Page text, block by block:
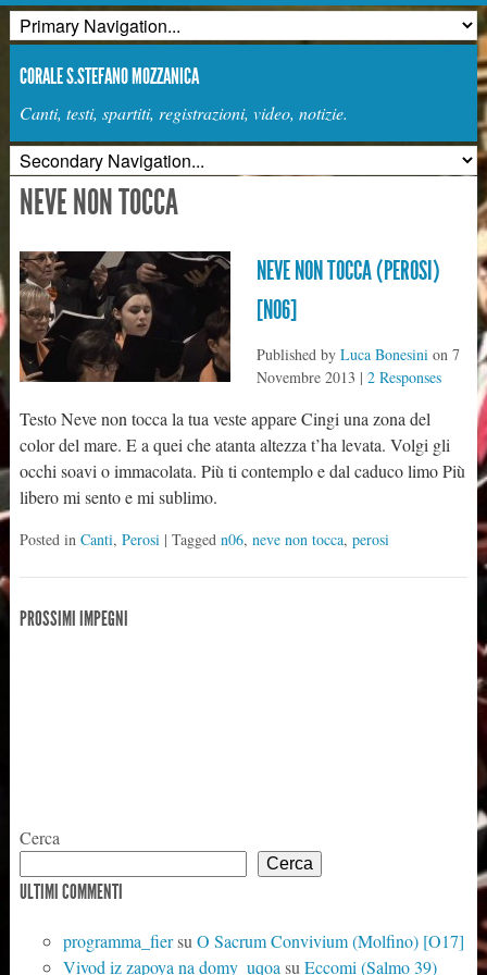
CORALE S.STEFANO MOZZANICA
Canti, testi, spartiti, registrazioni, video, notizie.
NEVE NON TOCCA
NEVE NON TOCCA (PEROSI)
[N06]
Published by Luca Bonesinion 7
Novembre 2013 | 2 Responses
Testo Neve non tocca la tua veste appare Cingi una zona del
color del mare. E a quei che atanta altezza t’ha levata. Volgi gli
occhi soavi o immacolata. Più ti contemplo e dal caduco limo Più
libero mi sento e mi sublimo.
Posted in Canti, Perosi | Tagged n06, neve non tocca, perosi
PROSSIMI IMPEGNI
Cerca
Cerca
ULTIMI COMMENTI
programma_fiersu O Sacrum Convivium (Molfino) [O17]
Vivod iz zapoya na domy_uqoa su Eccomi (Salmo 39)